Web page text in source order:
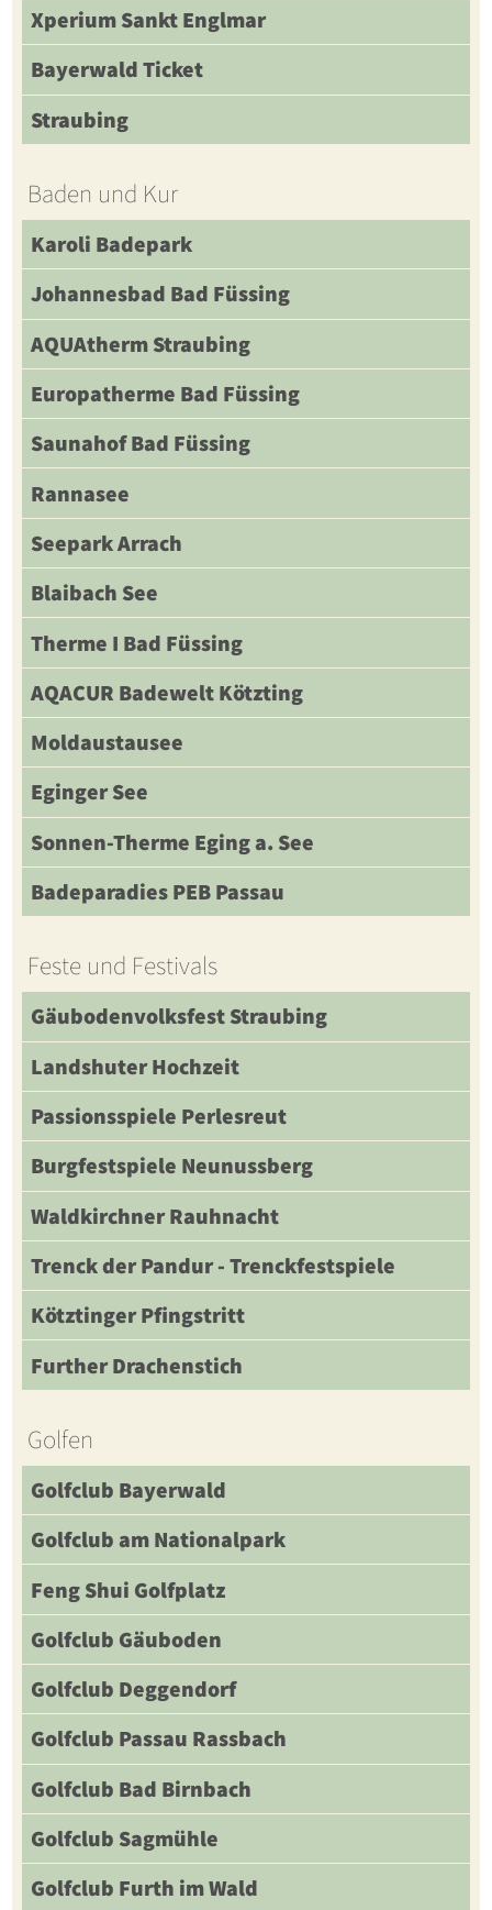
Xperium Sankt Englmar
Bayerwald Ticket
Straubing
Baden und Kur
Karoli Badepark
Johannesbad Bad Füssing
AQUAtherm Straubing
Europatherme Bad Füssing
Saunahof Bad Füssing
Rannasee
Seepark Arrach
Blaibach See
Therme I Bad Füssing
AQACUR Badewelt Kötzting
Moldaustausee
Eginger See
Sonnen-Therme Eging a. See
Badeparadies PEB Passau
Feste und Festivals
Gäubodenvolksfest Straubing
Landshuter Hochzeit
Passionsspiele Perlesreut
Burgfestspiele Neunussberg
Waldkirchner Rauhnacht
Trenck der Pandur - Trenckfestspiele
Kötztinger Pfingstritt
Further Drachenstich
Golfen
Golfclub Bayerwald
Golfclub am Nationalpark
Feng Shui Golfplatz
Golfclub Gäuboden
Golfclub Deggendorf
Golfclub Passau Rassbach
Golfclub Bad Birnbach
Golfclub Sagmühle
Golfclub Furth im Wald